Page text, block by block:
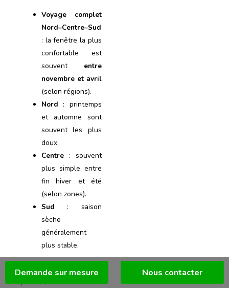
Voyage complet
Nord–Centre–Sud
: la fenêtre la plus
confortable est
souvent entre
novembre et avril
(selon régions).
Nord : printemps
et automne sont
souvent les plus
doux.
Centre : souvent
plus simple entre
fin hiver et été
(selon zones).
Sud : saison
sèche
généralement
plus stable.
Pour une planification
Demande sur mesure Nous contacter